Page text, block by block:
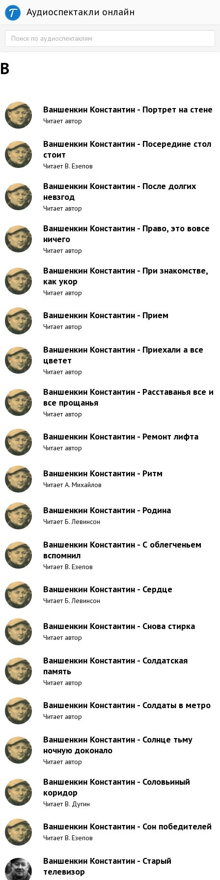
Аудиоспектакли онлайн
В
Ваншенкин Константин - Портрет на стене
Читает автор
Ваншенкин Константин - Посередине стол
стоит
Читает В. Езепов
Ваншенкин Константин - После долгих
невзгод
Читает автор
Ваншенкин Константин - Право, это вовсе
ничего
Читает автор
Ваншенкин Константин - При знакомстве,
как укор
Читает автор
Ваншенкин Константин - Прием
Читает автор
Ваншенкин Константин - Приехали а все
цветет
Читает автор
Ваншенкин Константин - Расставанья все и
все прощанья
Читает автор
Ваншенкин Константин - Ремонт лифта
Читает автор
Ваншенкин Константин - Ритм
Читает А. Михайлов
Ваншенкин Константин - Родина
Читает Б. Левинсон
Ваншенкин Константин - С облегченьем
вспомнил
Читает В. Езепов
Ваншенкин Константин - Сердце
Читает Б. Левинсон
Ваншенкин Константин - Снова стирка
Читает автор
Ваншенкин Константин - Солдатская
память
Читает автор
Ваншенкин Константин - Солдаты в метро
Читает автор
Ваншенкин Константин - Солнце тьму
ночную доконало
Читает автор
Ваншенкин Константин - Соловьиный
коридор
Читает В. Дугин
Ваншенкин Константин - Сон победителей
Читает В. Езепов
Ваншенкин Константин - Старый
телевизор